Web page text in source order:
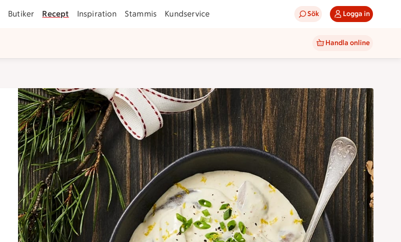
Butiker Recept Inspiration Stammis Kundservice Sök Logga in
Handla online